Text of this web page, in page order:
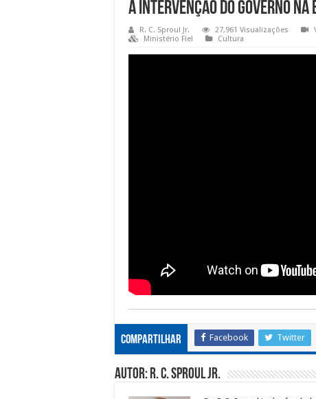
A intervenção do governo na
R. C. Sproul Jr. 27,961 Visualizações
Ministério Fiel
Cultura
Compartilhar Facebook Twitter
Autor: R. C. Sproul Jr.